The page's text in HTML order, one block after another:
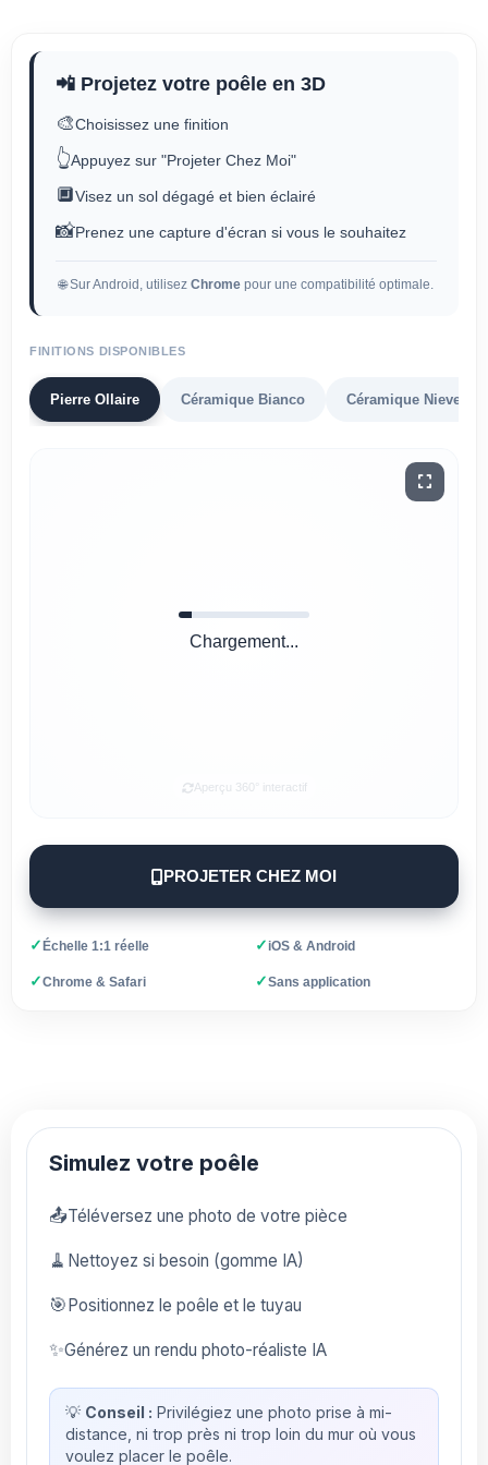
📲 Projetez votre poêle en 3D
🎨Choisissez une finition
👆Appuyez sur "Projeter Chez Moi"
🔲Visez un sol dégagé et bien éclairé
📸Prenez une capture d'écran si vous le souhaitez
🌐 Sur Android, utilisez Chrome pour une compatibilité optimale.
FINITIONS DISPONIBLES
Pierre Ollaire Céramique Bianco Céramique Nieve
Chargement...
Aperçu 360° interactif
PROJETER CHEZ MOI
✓Échelle 1:1 réelle ✓iOS & Android
✓Chrome & Safari ✓Sans application
Simulez votre poêle
📤Téléversez une photo de votre pièce
🧹 Nettoyez si besoin (gomme IA)
🎯Positionnez le poêle et le tuyau
✨Générez un rendu photo-réaliste IA
💡 Conseil : Privilégiez une photo prise à mi-
distance, ni trop près ni trop loin du mur où vous
voulez placer le poêle.